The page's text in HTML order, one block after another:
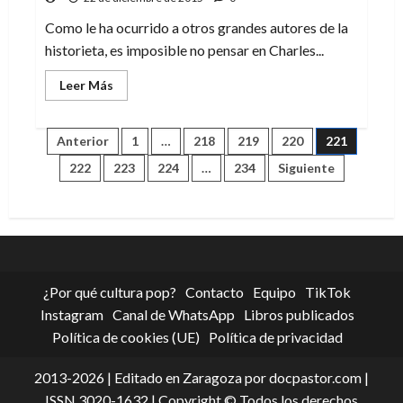
es
en
sí
mismo
un
Como le ha ocurrido a otros grandes autores de la
historieta, es imposible no pensar en Charles...
Leer Más
más
Charles
Schulz,
el
padre
Peanuts
Paginación
de
Anterior 1 … 218 219 220
221
222
223 224 … 234 Siguiente
¿Por qué cultura pop? Contacto Equipo
TikTok
Instagram Canal de WhatsApp
Libros publicados
Política de cookies (UE)
Política de privacidad
2013-2026 | Editado en Zaragoza por docpastor.com |